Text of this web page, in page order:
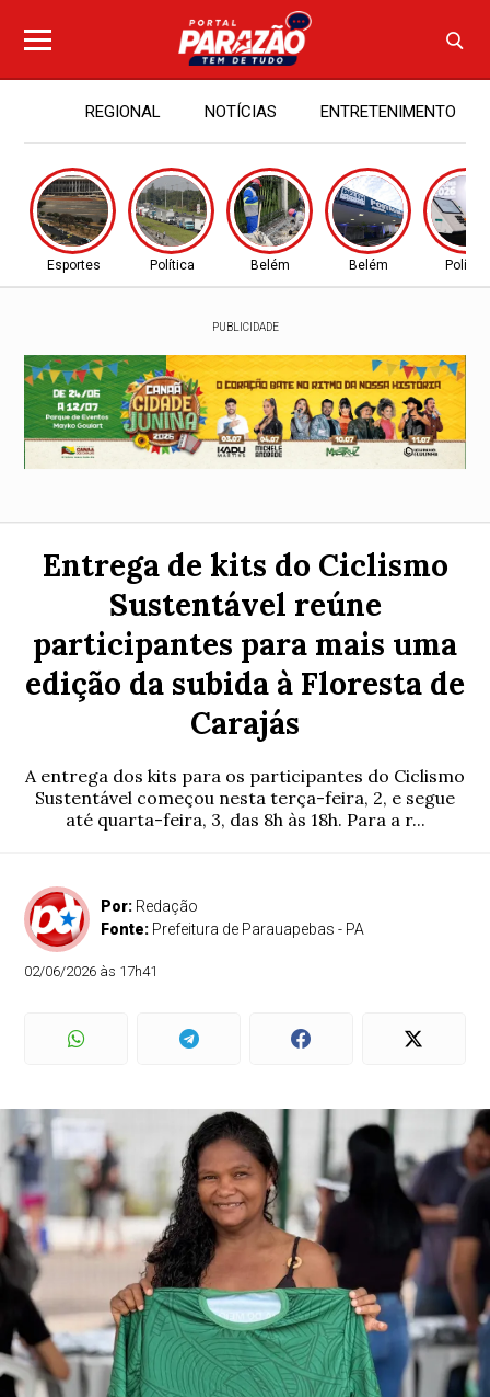
REGIONAL NOTÍCIAS ENTRETENIMENTO
Esportes Política Belém Belém Política
PUBLICIDADE
Entrega de kits do Ciclismo
Sustentável reúne
participantes para mais uma
edição da subida à Floresta de
Carajás
A entrega dos kits para os participantes do Ciclismo
Sustentável começou nesta terça-feira, 2, e segue
até quarta-feira, 3, das 8h às 18h. Para a r...
Por: Redação
Fonte: Prefeitura de Parauapebas - PA
02/06/2026 às 17h41